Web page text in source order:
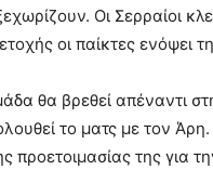
Οι Σερραίοι
οι παίκτες ενόψει
θα βρεθεί απέναντι
το ματς με τον
προετοιμασίας της για